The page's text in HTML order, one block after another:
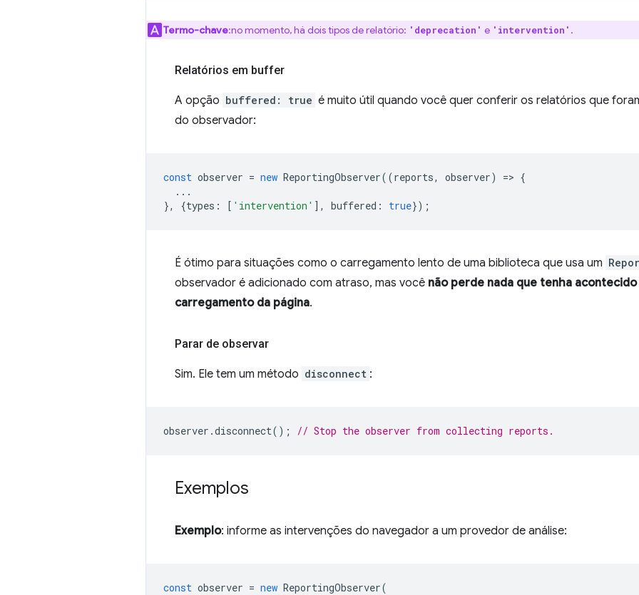
Termo-chave:no momento, há dois tipos de relatório: 'deprecation' e 'intervention' .
Relatórios em buffer
A opção buffered: true é muito útil quando você quer conferir os relatórios que
do observador:
const observer = new ReportingObserver((reports, observer) => {
...
},
{types : [ 'intervention' ], buffered : true});
É ótimo para situações como o carregamento lento de uma biblioteca que usa um
observador é adicionado com atraso, mas você não perde nada que tenha
carregamento da página.
Parar de observar
Sim. Ele tem um método disconnect :
observer .disconnect(); // Stop the observer from collecting reports.
Exemplos
Exemplo: informe as intervenções do navegador a um provedor de análise:
const observer = new ReportingObserver(